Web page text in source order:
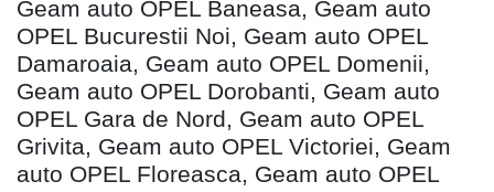
Geam auto OPEL Baneasa, Geam auto
OPEL Bucurestii Noi, Geam auto OPEL
Damaroaia, Geam auto OPEL Domenii,
Geam auto OPEL Dorobanti, Geam auto
OPEL Gara de Nord, Geam auto OPEL
Grivita, Geam auto OPEL Victoriei, Geam
auto OPEL Floreasca, Geam auto OPEL